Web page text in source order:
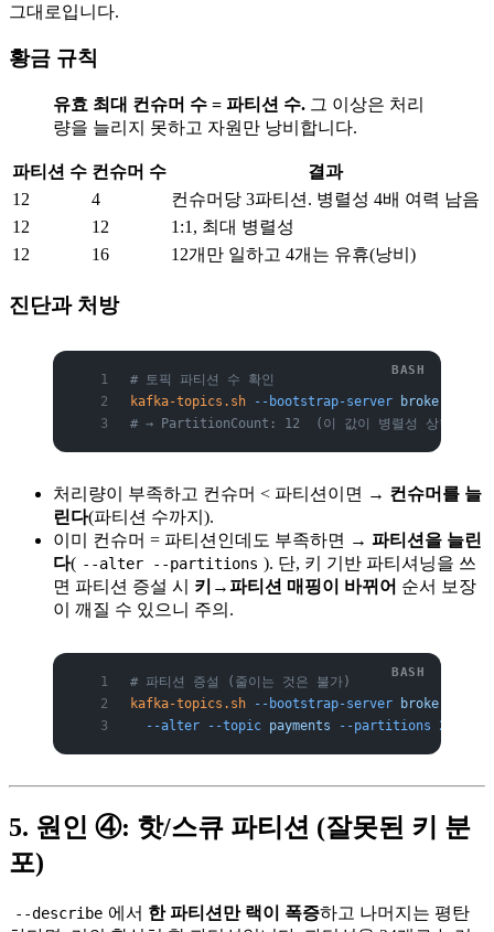
그대로입니다.
황금 규칙
유효 최대 컨슈머 수 = 파티션 수. 그 이상은 처리
량을 늘리지 못하고 자원만 낭비합니다.
파티션 수 컨슈머 수
결과
12
4
컨슈머당 3파티션. 병렬성 4배 여력 남음
12
12
1:1, 최대 병렬성
12
16 12개만 일하고 4개는 유휴(낭비)
진단과 처방
# 토픽 파티션 수 확인
kafka-topics.sh --bootstrap-server broker1:9092
# → PartitionCount: 12  (이 값이 병렬성 상한)
처리량이 부족하고 컨슈머 < 파티션이면 → 컨슈머를 늘
린다(파티션 수까지).
이미 컨슈머 = 파티션인데도 부족하면 → 파티션을 늘린
다( --alter --partitions ). 단, 키 기반 파티셔닝을 쓰
면 파티션 증설 시 키→파티션 매핑이 바뀌어 순서 보장
이 깨질 수 있으니 주의.
# 파티션 증설 (줄이는 것은 불가)
kafka-topics.sh --bootstrap-server broker1:9092
  --alter
--topic payments --partitions 24
5. 원인 ④: 핫/스큐 파티션 (잘못된 키 분
포)
--describe 에서 한 파티션만 랙이 폭증하고 나머지는 평탄